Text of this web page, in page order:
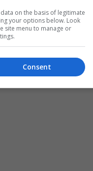
فقط ليدخل لائحة
وتشافي
on the basis of legitimate
your options below. Look
site menu to manage or
Consent